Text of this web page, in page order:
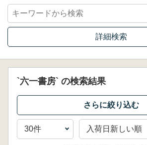
詳細検索
`六一書房` の検索結果